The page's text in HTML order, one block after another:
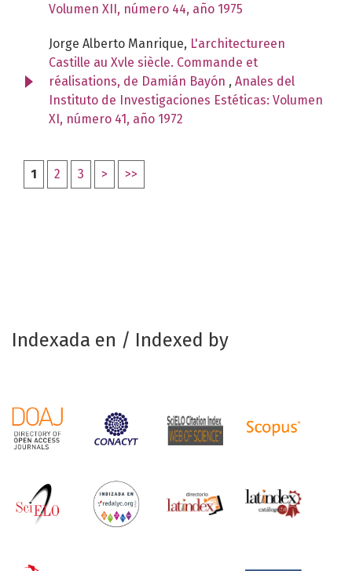
Volumen XII, número 44, año 1975
Jorge Alberto Manrique, L'architectureen
Castille au Xvle siècle. Commande et
réalisations, de Damián Bayón , Anales del
Instituto de Investigaciones Estéticas: Volumen
XI, número 41, año 1972
1 2 3 > >>
Indexada en / Indexed by